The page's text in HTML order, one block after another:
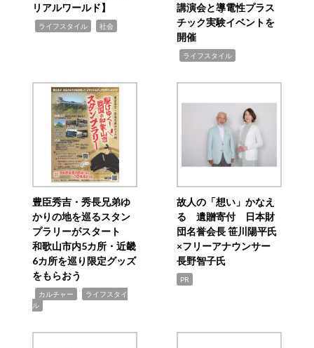
リアルワールド】
ライフスタイル 社会
講演会と導電性プラス
チック実験イベントを
開催
ライフスタイル
豊臣秀吉・秀長兄弟ゆ
かりの地を巡るスタン
プラリーがスタート
和歌山市内5カ所・近畿
6カ所を巡り限定グッズ
をもらおう
カルチャー
ライフスタイ
ル
故人の「想い」かなえ
る 遺贈寄付 日本財
団名誉会長 笹川陽平氏
×フリーアナウンサー
長野智子氏
PR